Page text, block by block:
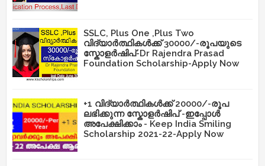
SSLC, Plus One ,Plus Two
വിദ്യാർത്ഥികൾക്ക് 30000/-രൂപയുടെ
സ്കോളർഷിപ്-Dr Rajendra Prasad
Foundation Scholarship-Apply Now
+1 വിദ്യാർത്ഥികൾക്ക് 20000/-രൂപ
ലഭിക്കുന്ന സ്കോളർഷിപ് -ഇപ്പോൾ
അപേക്ഷിക്കാം - Keep India Smiling
Scholarship 2021-22-Apply Now